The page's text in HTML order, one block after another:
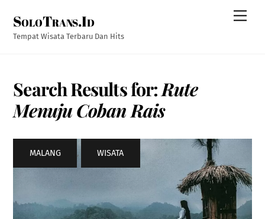
content
SoloTrans.Id
Tempat Wisata Terbaru Dan Hits
Search Results for:Rute
Menuju Coban Rais
MALANG , WISATA